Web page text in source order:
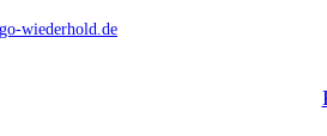
wiederhold.de